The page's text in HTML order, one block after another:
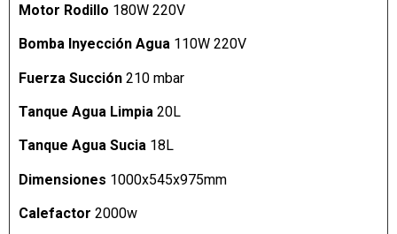
Motor Rodillo 180W 220V
Bomba Inyección Agua 110W 220V
Fuerza Succión 210 mbar
Tanque Agua Limpia 20L
Tanque Agua Sucia 18L
Dimensiones 1000x545x975mm
Calefactor 2000w